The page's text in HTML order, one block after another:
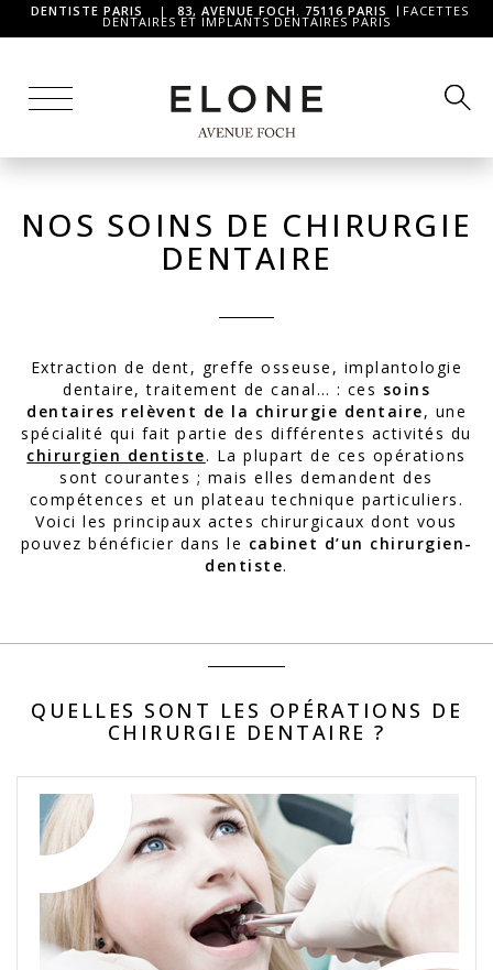
DENTISTE PARIS | 83, AVENUE FOCH. 75116 PARIS FACETTES
DENTAIRES ET IMPLANTS DENTAIRES PARIS
NOS SOINS DE CHIRURGIE
DENTAIRE
Extraction de dent, greffe osseuse, implantologie
dentaire, traitement de canal… : ces soins
dentaires relèvent de la chirurgie dentaire, une
spécialité qui fait partie des différentes activités du
chirurgien dentiste. La plupart de ces opérations
sont courantes ; mais elles demandent des
compétences et un plateau technique particuliers.
Voici les principaux actes chirurgicaux dont vous
pouvez bénéficier dans le cabinet d’un chirurgien-
dentiste.
QUELLES SONT LES OPÉRATIONS DE
CHIRURGIE DENTAIRE ?